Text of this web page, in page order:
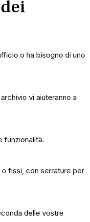
o ha bisogno di uno
vi aiuteranno a
funzionalità.
fissi, con serrature per
delle vostre